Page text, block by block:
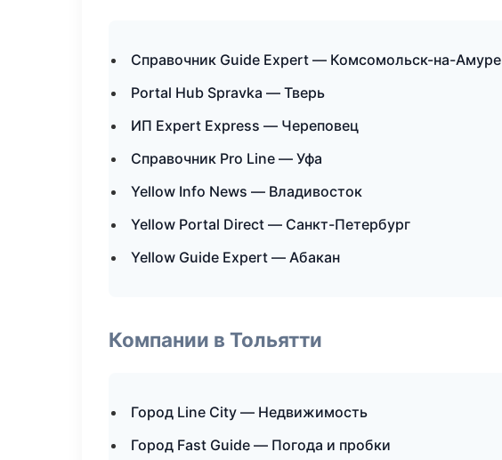
Справочник Guide Expert — Комсомольск-на-Амуре
Portal Hub Spravka — Тверь
ИП Expert Express — Череповец
Справочник Pro Line — Уфа
Yellow Info News — Владивосток
Yellow Portal Direct — Санкт-Петербург
Yellow Guide Expert — Абакан
Компании в Тольятти
Город Line City — Недвижимость
Город Fast Guide — Погода и пробки